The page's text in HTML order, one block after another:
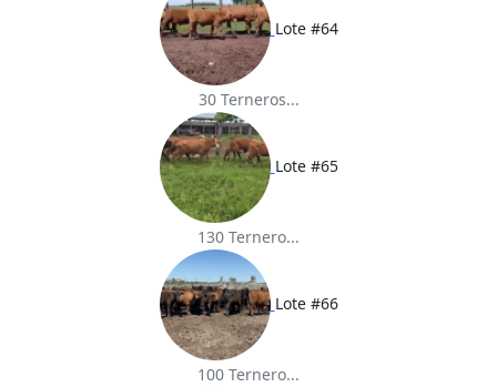
Lote #64
30 Terneros...
Lote #65
130 Ternero...
Lote #66
100 Ternero...